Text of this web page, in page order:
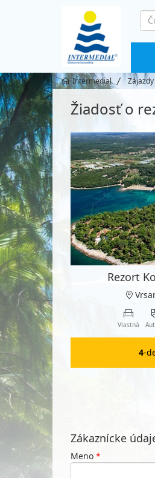
co
Intermedial Zájazdy
Žiadosť o
Rezort
Vlastná
4-
Zákaznícke
Meno *